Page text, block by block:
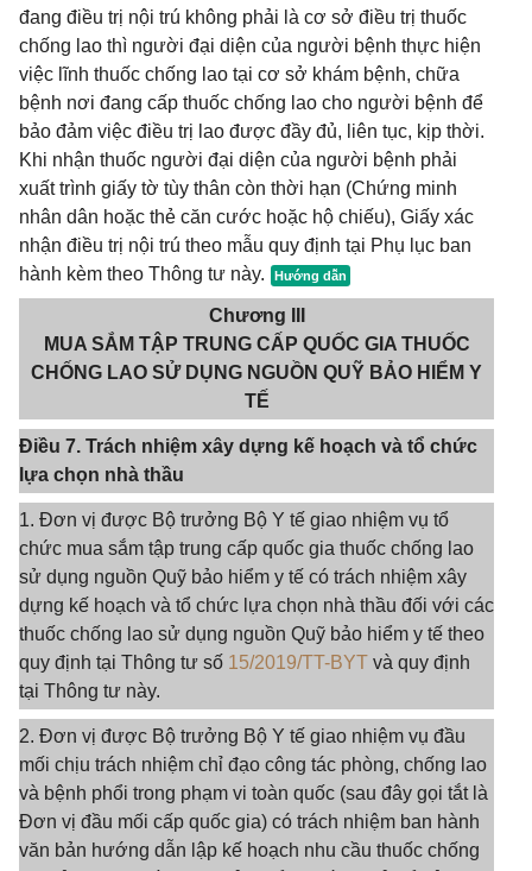
đang điều trị nội trú không phải là cơ sở điều trị thuốc
chống lao thì người đại diện của người bệnh thực hiện
việc lĩnh thuốc chống lao tại cơ sở khám bệnh, chữa
bệnh nơi đang cấp thuốc chống lao cho người bệnh để
bảo đảm việc điều trị lao được đầy đủ, liên tục, kịp thời.
Khi nhận thuốc người đại diện của người bệnh phải
xuất trình giấy tờ tùy thân còn thời hạn (Chứng minh
nhân dân hoặc thẻ căn cước hoặc hộ chiếu), Giấy xác
nhận điều trị nội trú theo mẫu quy định tại Phụ lục ban
hành kèm theo Thông tư này.
Chương III
MUA SẮM TẬP TRUNG CẤP QUỐC GIA THUỐC
CHỐNG LAO SỬ DỤNG NGUỒN QUỸ BẢO HIỂM Y
TẾ
Điều 7. Trách nhiệm xây dựng kế hoạch và tổ chức
lựa chọn nhà thầu
1. Đơn vị được Bộ trưởng Bộ Y tế giao nhiệm vụ tổ
chức mua sắm tập trung cấp quốc gia thuốc chống lao
sử dụng nguồn Quỹ bảo hiểm y tế có trách nhiệm xây
dựng kế hoạch và tổ chức lựa chọn nhà thầu đối với các
thuốc chống lao sử dụng nguồn Quỹ bảo hiểm y tế theo
quy định tại Thông tư số 15/2019/TT-BYT và quy định
tại Thông tư này.
2. Đơn vị được Bộ trưởng Bộ Y tế giao nhiệm vụ đầu
mối chịu trách nhiệm chỉ đạo công tác phòng, chống lao
và bệnh phổi trong phạm vi toàn quốc (sau đây gọi tắt là
Đơn vị đầu mối cấp quốc gia) có trách nhiệm ban hành
văn bản hướng dẫn lập kế hoạch nhu cầu thuốc chống